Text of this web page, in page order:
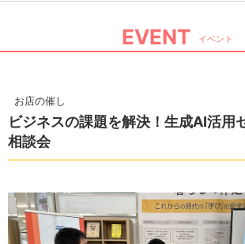
EVENT イベント
お店の催し
ビジネスの課題を解決！生成AI活用
相談会